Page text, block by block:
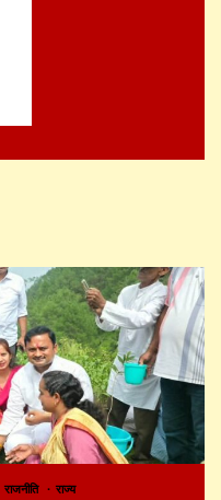
राजनीति राज्य